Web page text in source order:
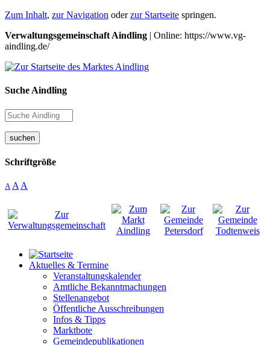
Zum Inhalt, zur Navigation oderzur Startseite springen.
Verwaltungsgemeinschaft Aindling | Online: https://www.vg-
aindling.de/
Suche Aindling
suchen
Schriftgröße
A A A
Aktuelles & Termine
Veranstaltungskalender
Amtliche Bekanntmachungen
Stellenangebot
Öffentliche Ausschreibungen
Infos & Tipps
Marktbote
Gemeindepublikationen